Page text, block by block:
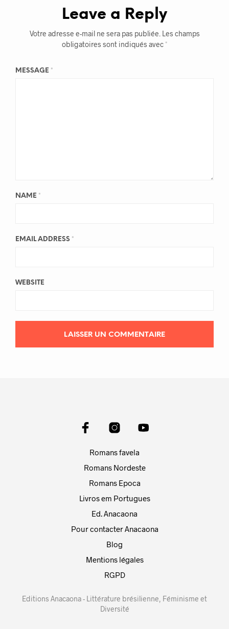
Leave a Reply
Votre adresse e-mail ne sera pas publiée. Les champs
obligatoires sont indiqués avec *
MESSAGE *
NAME *
EMAIL ADDRESS *
WEBSITE
Romans favela
Romans Nordeste
Romans Epoca
Livros em Portugues
Ed. Anacaona
Pour contacter Anacaona
Blog
Mentions légales
RGPD
Editions Anacaona - Littérature brésilienne, Féminisme et
Diversité